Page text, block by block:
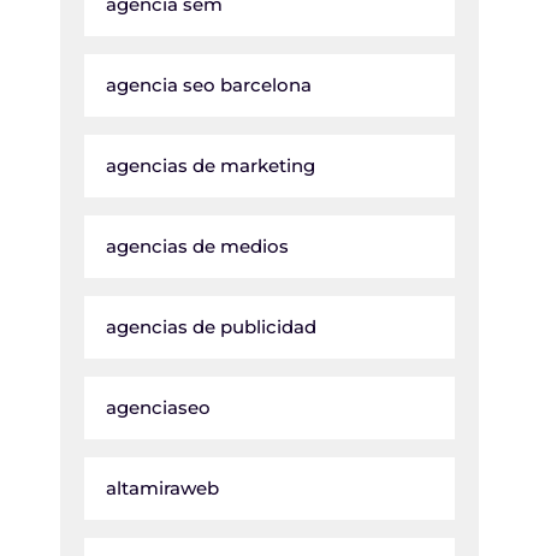
agencia seo barcelona
agencias de marketing
agencias de medios
agencias de publicidad
agenciaseo
altamiraweb